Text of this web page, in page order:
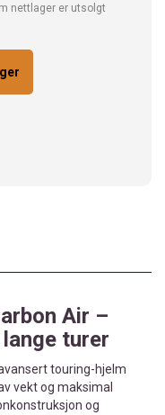
nettlager er utsolgt
Air –
turer
touring-hjelm
vekt og maksimal
og